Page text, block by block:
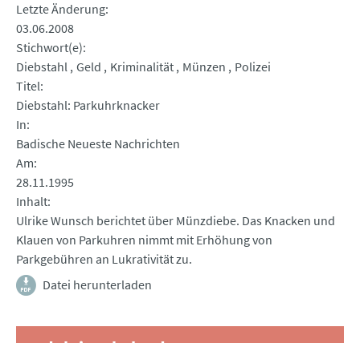
Letzte Änderung
03.06.2008
Stichwort(e)
Diebstahl Geld Kriminalität Münzen
Polizei
Titel
Diebstahl: Parkuhrknacker
In
Badische Neueste Nachrichten
Am
28.11.1995
Inhalt
Ulrike Wunsch berichtet über Münzdiebe. Das Knacken und
Klauen von Parkuhren nimmt mit Erhöhung von
Parkgebühren an Lukrativität zu.
Datei herunterladen